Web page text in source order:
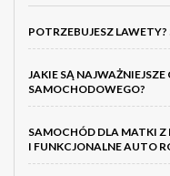
POTRZEBUJESZ
JAKIE SĄ
SAMOCHODOWEGO?
SAMOCHÓD DLA MATKI Z
I FUNKCJONALNE AUTO